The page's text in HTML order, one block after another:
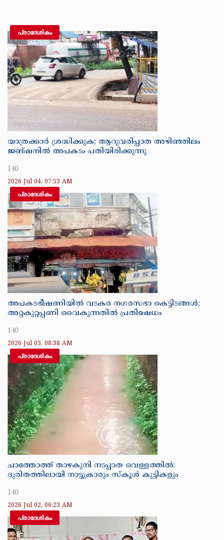
പ്രാദേശികം
യാത്രക്കാർ ശ്രദ്ധിക്കുക; ആറുവരിപ്പാത അഴിഞ്ഞിലം
ജങ്ഷനിൽ അപകടം പതിയിരിക്കുന്നു
140
2026 Jul 04, 07:53 AM
പ്രാദേശികം
അപകടഭീഷണിയിൽ വടകര നഗരസഭാ കെട്ടിടങ്ങൾ;
അറ്റകുറ്റപ്പണി വൈകുന്നതിൽ പ്രതിഷേധം
140
2026 Jul 03, 08:38 AM
പ്രാദേശികം
ചാത്തോത്ത് താഴകുനി നടപ്പാത വെള്ളത്തിൽ:
ദുരിതത്തിലായി നാട്ടുകാരും സ്കൂൾ കുട്ടികളും
140
2026 Jul 02, 06:23 AM
പ്രാദേശികം